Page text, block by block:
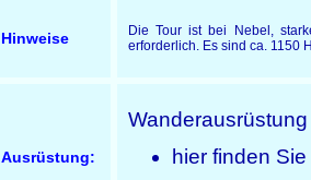
Hinweise
Die Tour ist bei Nebel,
erforderlich. Es sind ca. 1150
Ausrüstung:
Wanderausrüstung
hier finden